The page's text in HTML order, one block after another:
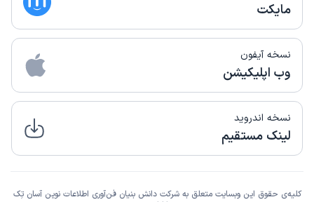
مایکت
نسخه آیفون
وب اپلیکیشن
نسخه اندروید
لینک مستقیم
کلیه‌ی حقوق این وبسایت متعلق به شرکت دانش بنیان فن‌آوری اطلاعات نوین آسان تِک